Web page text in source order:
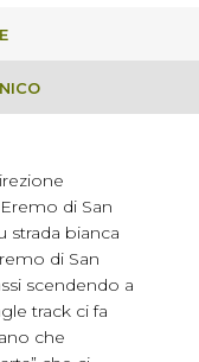
di San
strada bianca
di San
scendendo a
track ci fa
che